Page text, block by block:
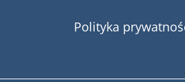
Polityka